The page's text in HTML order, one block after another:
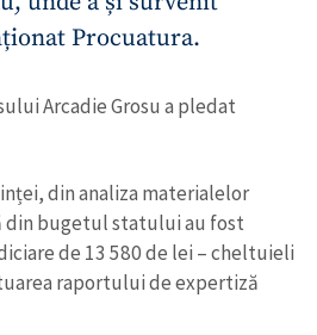
на русском
Procuatura.
Arcadie Grosu a pledat
din analiza materialelor
din bugetul statului au fost
de 13 580 de lei – cheltuieli
raportului de expertiză